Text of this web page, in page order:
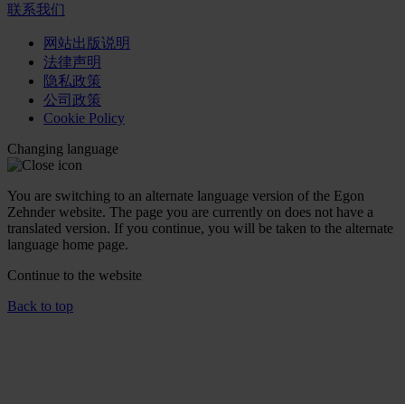
联系我们
网站出版说明
法律声明
隐私政策
公司政策
Cookie Policy
Changing language
You are switching to an alternate language version of the Egon
Zehnder website. The page you are currently on does not have a
translated version. If you continue, you will be taken to the alternate
language home page.
Continue to the website
Back to top